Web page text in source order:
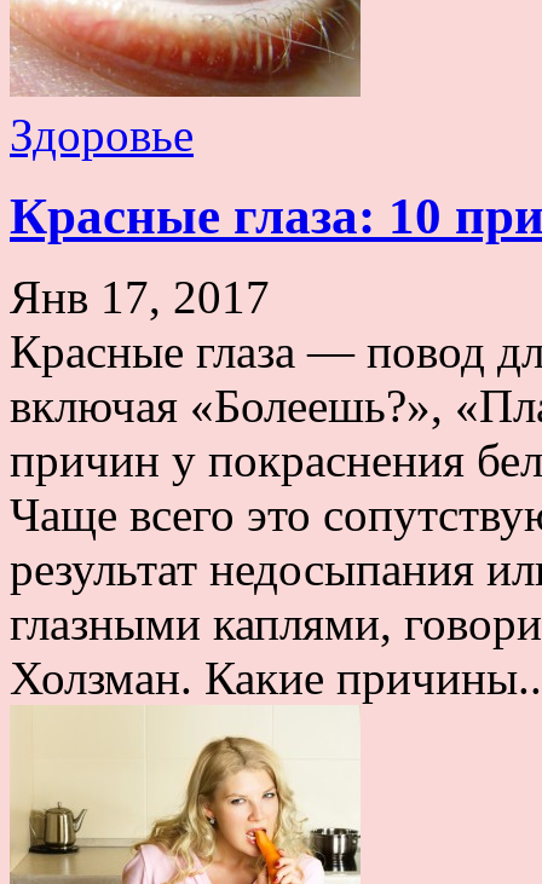
Здоровье
Красные глаза: 10
Янв 17, 2017
Красные глаза — повод
включая «Болеешь?»,
причин у покраснения
Чаще всего это
результат недосыпания
глазными каплями,
Холзман. Какие